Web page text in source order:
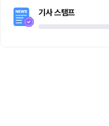
기사 스탬프